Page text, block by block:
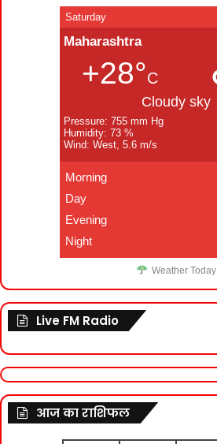
Saturday
Maharashtra
+28°C
Cloudy sky
Pressure: 755 mm Hg
Humidity: 73 %
Wind: West, 5.6 m/s
Morning
Day
Evening
Night
Weather Today
Live FM Radio
आज का राशिफल